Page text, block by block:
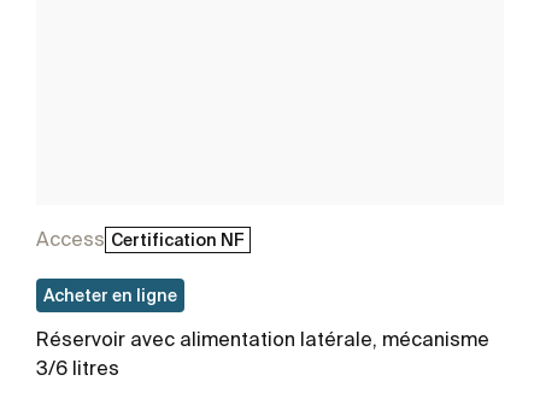
Access Certification NF
Acheter en ligne
Réservoir avec alimentation latérale, mécanisme
3/6 litres